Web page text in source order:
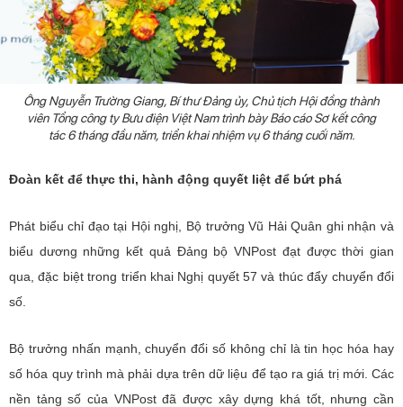
Ông Nguyễn Trường Giang, Bí thư Đảng ủy, Chủ tịch Hội đồng thành
viên Tổng công ty Bưu điện Việt Nam trình bày Báo cáo Sơ kết công
tác 6 tháng đầu năm, triển khai nhiệm vụ 6 tháng cuối năm.
Đoàn kết để thực thi, hành động quyết liệt để bứt phá
Phát biểu chỉ đạo tại Hội nghị, Bộ trưởng Vũ Hải Quân ghi nhận và
biểu dương những kết quả Đảng bộ VNPost đạt được thời gian
qua, đặc biệt trong triển khai Nghị quyết 57 và thúc đẩy chuyển đổi
số.
Bộ trưởng nhấn mạnh, chuyển đổi số không chỉ là tin học hóa hay
số hóa quy trình mà phải dựa trên dữ liệu để tạo ra giá trị mới. Các
nền tảng số của VNPost đã được xây dựng khá tốt, nhưng cần